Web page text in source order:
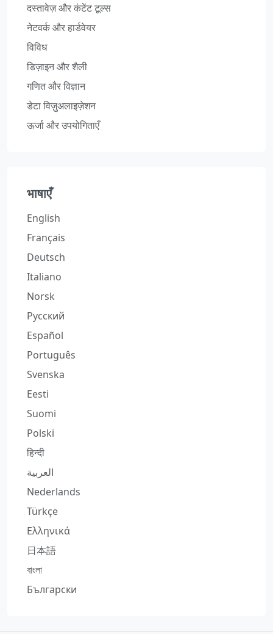
दस्तावेज़ और कंटेंट टूल्स
नेटवर्क और हार्डवेयर
विविध
डिज़ाइन और शैली
गणित और विज्ञान
डेटा विज़ुअलाइज़ेशन
ऊर्जा और उपयोगिताएँ
भाषाएँ
English
Français
Deutsch
Italiano
Norsk
Русский
Español
Português
Svenska
Eesti
Suomi
Polski
हिन्दी
العربية
Nederlands
Türkçe
Ελληνικά
日本語
বাংলা
Български